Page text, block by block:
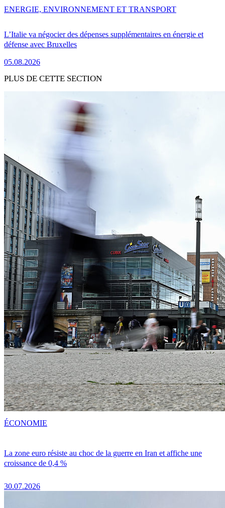
L’Italie va négocier des dépenses supplémentaires en énergie et
défense avec Bruxelles
05.08.2026
ENERGIE, ENVIRONNEMENT ET TRANSPORT
PLUS DE CETTE SECTION
La zone euro résiste au choc de la guerre en Iran et affiche une
croissance de 0,4 %
30.07.2026
ÉCONOMIE